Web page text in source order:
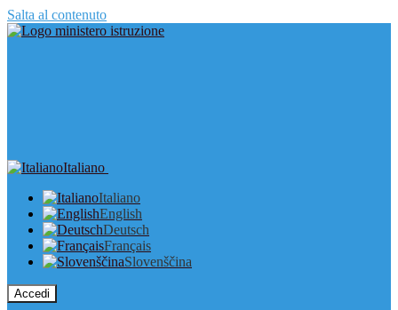
Salta al contenuto
Italiano
Italiano
English
Deutsch
Français
Slovenščina
Accedi